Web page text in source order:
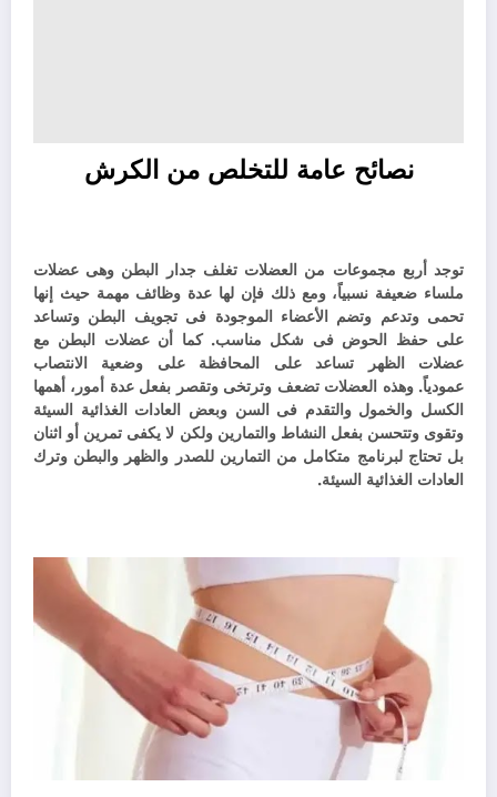
نصائح عامة للتخلص من الكرش
توجد أربع مجموعات من العضلات تغلف جدار البطن وهى عضلات
ملساء ضعيفة نسبياً، ومع ذلك فإن لها عدة وظائف مهمة حيث إنها
تحمى وتدعم وتضم الأعضاء الموجودة فى تجويف البطن وتساعد
على حفظ الحوض فى شكل مناسب.كما أن عضلات البطن مع
عضلات الظهر تساعد على المحافظة على وضعية الانتصاب
عمودياً.وهذه العضلات تضعف وترتخى وتقصر بفعل عدة أمور، أهمها
الكسل والخمول والتقدم فى السن وبعض العادات الغذائية السيئة
وتقوى وتتحسن بفعل النشاط والتمارين ولكن لا يكفى تمرين أو اثنان
بل تحتاج لبرنامج متكامل من التمارين للصدر والظهر والبطن وترك
العادات الغذائية السيئة.